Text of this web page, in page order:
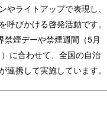
やライトアップで表現し、
呼びかける啓発活動です。
禁煙デーや禁煙週間（5月
）に合わせて、全国の自治
連携して実施しています。